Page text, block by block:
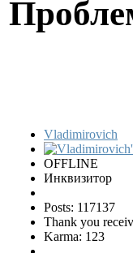
Vladimirovich
OFFLINE
Инквизитор
Posts: 117137
Thank you
Karma: 123